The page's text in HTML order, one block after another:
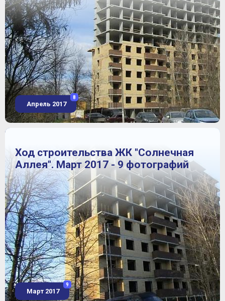
Апрель 2017
8
Ход строительства ЖК "Солнечная
Аллея". Март 2017 - 9 фотографий
Март 2017
9